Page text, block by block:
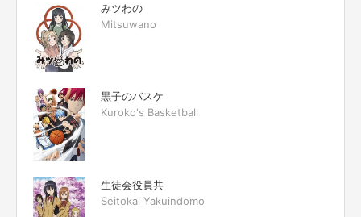
みツわの
Mitsuwano
黒子のバスケ
Kuroko's Basketball
生徒会役員共
Seitokai Yakuindomo